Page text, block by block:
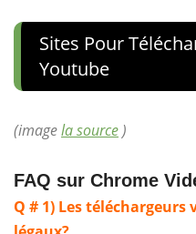
Sites Pour
Youtube
(imagela source )
FAQ sur Chrome
Q # 1) Les